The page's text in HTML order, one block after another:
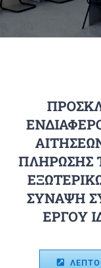
ΠΛΗΡΩΣΗΣ
ΣΥΝΑΨΗ
ΕΡΓΟΥ